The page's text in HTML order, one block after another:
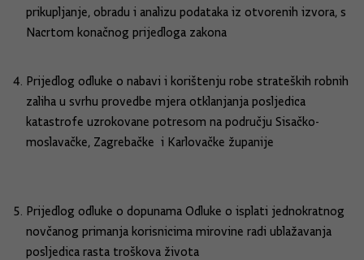
prikupljanje, obradu i analizu podataka iz otvorenih izvora, s
Nacrtom konačnog prijedloga zakona
Prijedlog odluke o nabavi i korištenju robe strateških robnih
zaliha u svrhu provedbe mjera otklanjanja posljedica
katastrofe uzrokovane potresom na području Sisačko-
moslavačke, Zagrebačke i Karlovačke županije
Prijedlog odluke o dopunama Odluke o isplati jednokratnog
novčanog primanja korisnicima mirovine radi ublažavanja
posljedica rasta troškova života